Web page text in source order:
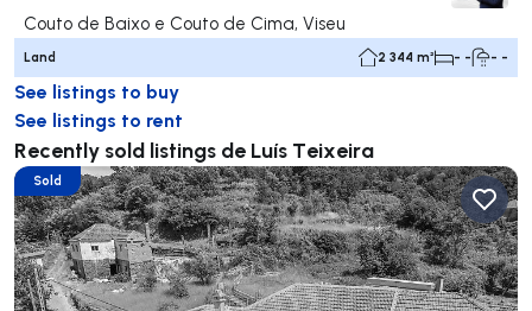
Couto de Baixo e Couto de Cima, Viseu
Land 2 344 m² - - - -
See listings to buy
See listings to rent
Recently sold listings de Luís Teixeira
Sold